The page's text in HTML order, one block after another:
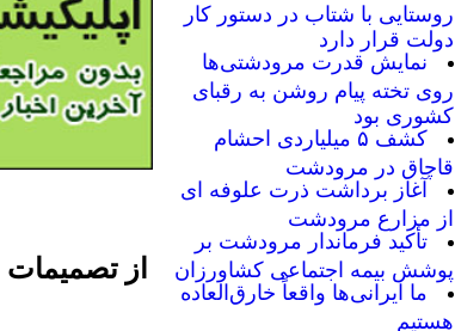
روستایی با شتاب در دستور کار
دولت قرار دارد
نمایش قدرت مرودشتی‌ها
روی تخته پیام روشن به رقبای
کشوری بود
کشف ۵ میلیاردی احشام
قاچاق در مرودشت
آغاز برداشت ذرت علوفه ای
از مزارع مرودشت
تأکید فرماندار مرودشت بر
پوشش بیمه اجتماعی کشاورزان
ما ایرانی‌ها واقعاً خارق‌العاده
هستیم
از